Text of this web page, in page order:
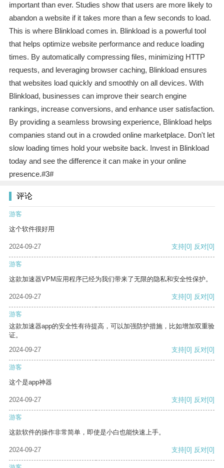
important than ever. Studies show that users are more likely to
abandon a website if it takes more than a few seconds to load.
This is where Blinkload comes in. Blinkload is a powerful tool
that helps optimize website performance and reduce loading
times. By automatically compressing files, minimizing HTTP
requests, and leveraging browser caching, Blinkload ensures
that websites load quickly and smoothly on all devices. With
Blinkload, businesses can improve their search engine
rankings, increase conversions, and enhance user satisfaction.
By providing a seamless browsing experience, Blinkload helps
companies stand out in a crowded online marketplace. Don't let
slow loading times hold your website back. Invest in Blinkload
today and see the difference it can make in your online
presence.#3#
评论
游客
这个软件很好用
2024-09-27 支持[0] 反对[0]
游客
这款加速器VPM应用程序已经为我们带来了无限的隐私和安全性保护。
2024-09-27 支持[0] 反对[0]
游客
这款加速器app的安全性有待提高，可以加强防护措施，比如增加双重验
证。
2024-09-27
支持[0] 反对[0]
游客
这个是app神器
2024-09-27 支持[0] 反对[0]
游客
这款软件的操作非常简单，即使是小白也能快速上手。
2024-09-27 支持[0] 反对[0]